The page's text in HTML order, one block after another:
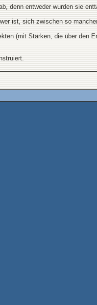
denn entweder wurden sie
ist, sich zwischen so
(mit Stärken, die über den